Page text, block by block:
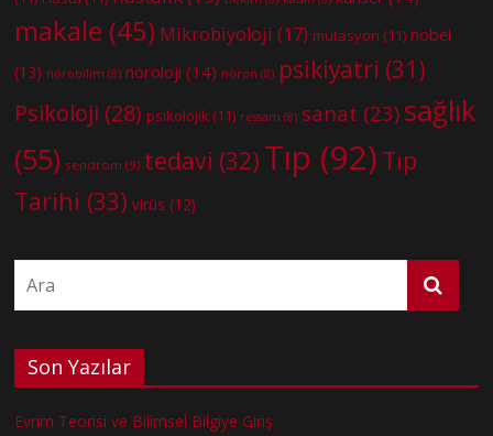
makale (45) Mikrobiyoloji (17) mutasyon (11) nobel
(13) nörobilim (8) nöroloji (14) nöron (8) psikiyatri (31)
Psikoloji (28) psikolojik (11) ressam (8) sanat (23) sağlık
(55) sendrom (9) tedavi (32) Tıp (92) Tıp
Tarihi (33) virüs (12)
Son Yazılar
Evrim Teorisi ve Bilimsel Bilgiye Giriş